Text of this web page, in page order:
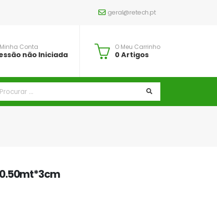
geral@retech.pt
Conta
não Iniciada
O Meu Carrinho
0 Artigos